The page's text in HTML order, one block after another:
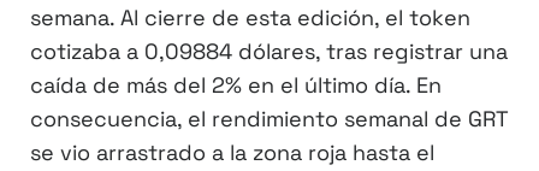
semana. Al cierre de esta edición, el token
cotizaba a 0,09884 dólares, tras registrar una
caída de más del 2% en el último día. En
consecuencia, el rendimiento semanal de GRT
se vio arrastrado a la zona roja hasta el